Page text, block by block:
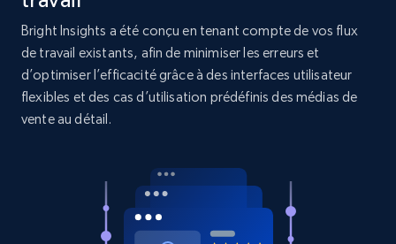
Asin, URL, Name, Sponsored, Initial price, Final
price, Currency, Sold, and more.
1.6K+ 181+ Commencer
URL, Product id, Title, Product description,
Rating, Reviews count, Initial price, Discount,
Bright Insights a été conçu en tenant compte de vos flux
de travail existants, afin de minimiser les erreurs et
d’optimiser l’efficacité grâce à des interfaces utilisateur
flexibles et des cas d’utilisation prédéfinis des médias de
vente au détail.